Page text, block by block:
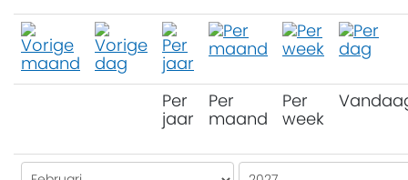
Per
jaar
Per
maand
Per
week